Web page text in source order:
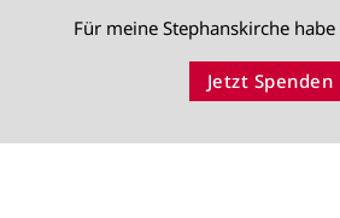
Für meine Stephanskirche
Jetzt Spenden